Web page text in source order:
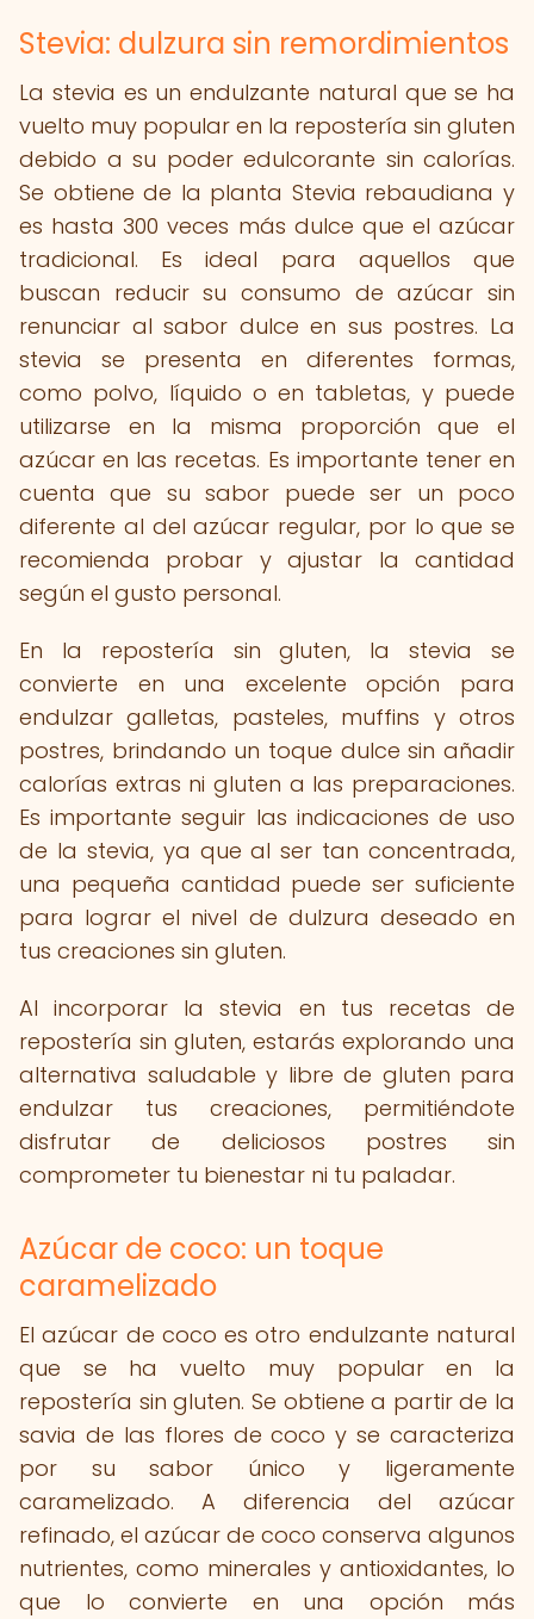
Stevia: dulzura sin remordimientos
La stevia es un endulzante natural que se ha
vuelto muy popular en la repostería sin gluten
debido a su poder edulcorante sin calorías.
Se obtiene de la planta Stevia rebaudiana y
es hasta 300 veces más dulce que el azúcar
tradicional. Es ideal para aquellos que
buscan reducir su consumo de azúcar sin
renunciar al sabor dulce en sus postres. La
stevia se presenta en diferentes formas,
como polvo, líquido o en tabletas, y puede
utilizarse en la misma proporción que el
azúcar en las recetas. Es importante tener en
cuenta que su sabor puede ser un poco
diferente al del azúcar regular, por lo que se
recomienda probar y ajustar la cantidad
según el gusto personal.
En la repostería sin gluten, la stevia se
convierte en una excelente opción para
endulzar galletas, pasteles, muffins y otros
postres, brindando un toque dulce sin añadir
calorías extras ni gluten a las preparaciones.
Es importante seguir las indicaciones de uso
de la stevia, ya que al ser tan concentrada,
una pequeña cantidad puede ser suficiente
para lograr el nivel de dulzura deseado en
tus creaciones sin gluten.
Al incorporar la stevia en tus recetas de
repostería sin gluten, estarás explorando una
alternativa saludable y libre de gluten para
endulzar tus creaciones, permitiéndote
disfrutar de deliciosos postres sin
comprometer tu bienestar ni tu paladar.
Azúcar de coco: un toque
caramelizado
El azúcar de coco es otro endulzante natural
que se ha vuelto muy popular en la
repostería sin gluten. Se obtiene a partir de la
savia de las flores de coco y se caracteriza
por su sabor único y ligeramente
caramelizado. A diferencia del azúcar
refinado, el azúcar de coco conserva algunos
nutrientes, como minerales y antioxidantes, lo
que lo convierte en una opción más